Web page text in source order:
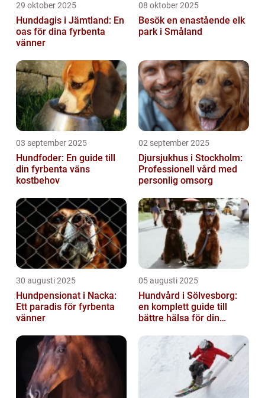
29 oktober 2025
Hunddagis i Jämtland: En
oas för dina fyrbenta
vänner
08 oktober 2025
Besök en enastående elk
park i Småland
03 september 2025
Hundfoder: En guide till
din fyrbenta väns
kostbehov
02 september 2025
Djursjukhus i Stockholm:
Professionell vård med
personlig omsorg
30 augusti 2025
Hundpensionat i Nacka:
Ett paradis för fyrbenta
vänner
05 augusti 2025
Hundvård i Sölvesborg:
en komplett guide till
bättre hälsa för din